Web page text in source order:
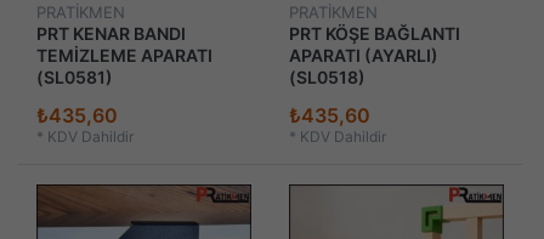
PRATİKMEN
PRT KENAR BANDI
TEMİZLEME APARATI
(SL0581)
₺435,60
* KDV Dahildir
PRATİKMEN
PRT KÖŞE BAĞLANTI
APARATI (AYARLI)
(SL0518)
₺435,60
* KDV Dahildir